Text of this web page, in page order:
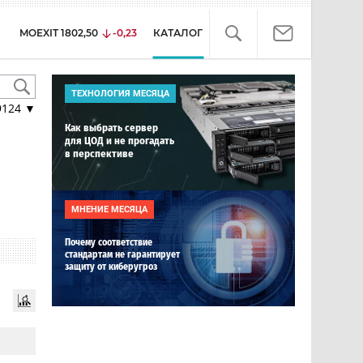
MOEXIT 1802,50 -0,23 КАТАЛОГ
▼
ТЕХНОЛОГИЯ МЕСЯЦА
Как выбрать сервер
для ЦОД и не прогадать
в перспективе
МНЕНИЕ МЕСЯЦА
Почему соответствие
стандартам не гарантирует
защиту от киберугроз